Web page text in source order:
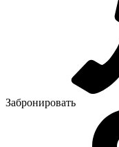
Забронировать